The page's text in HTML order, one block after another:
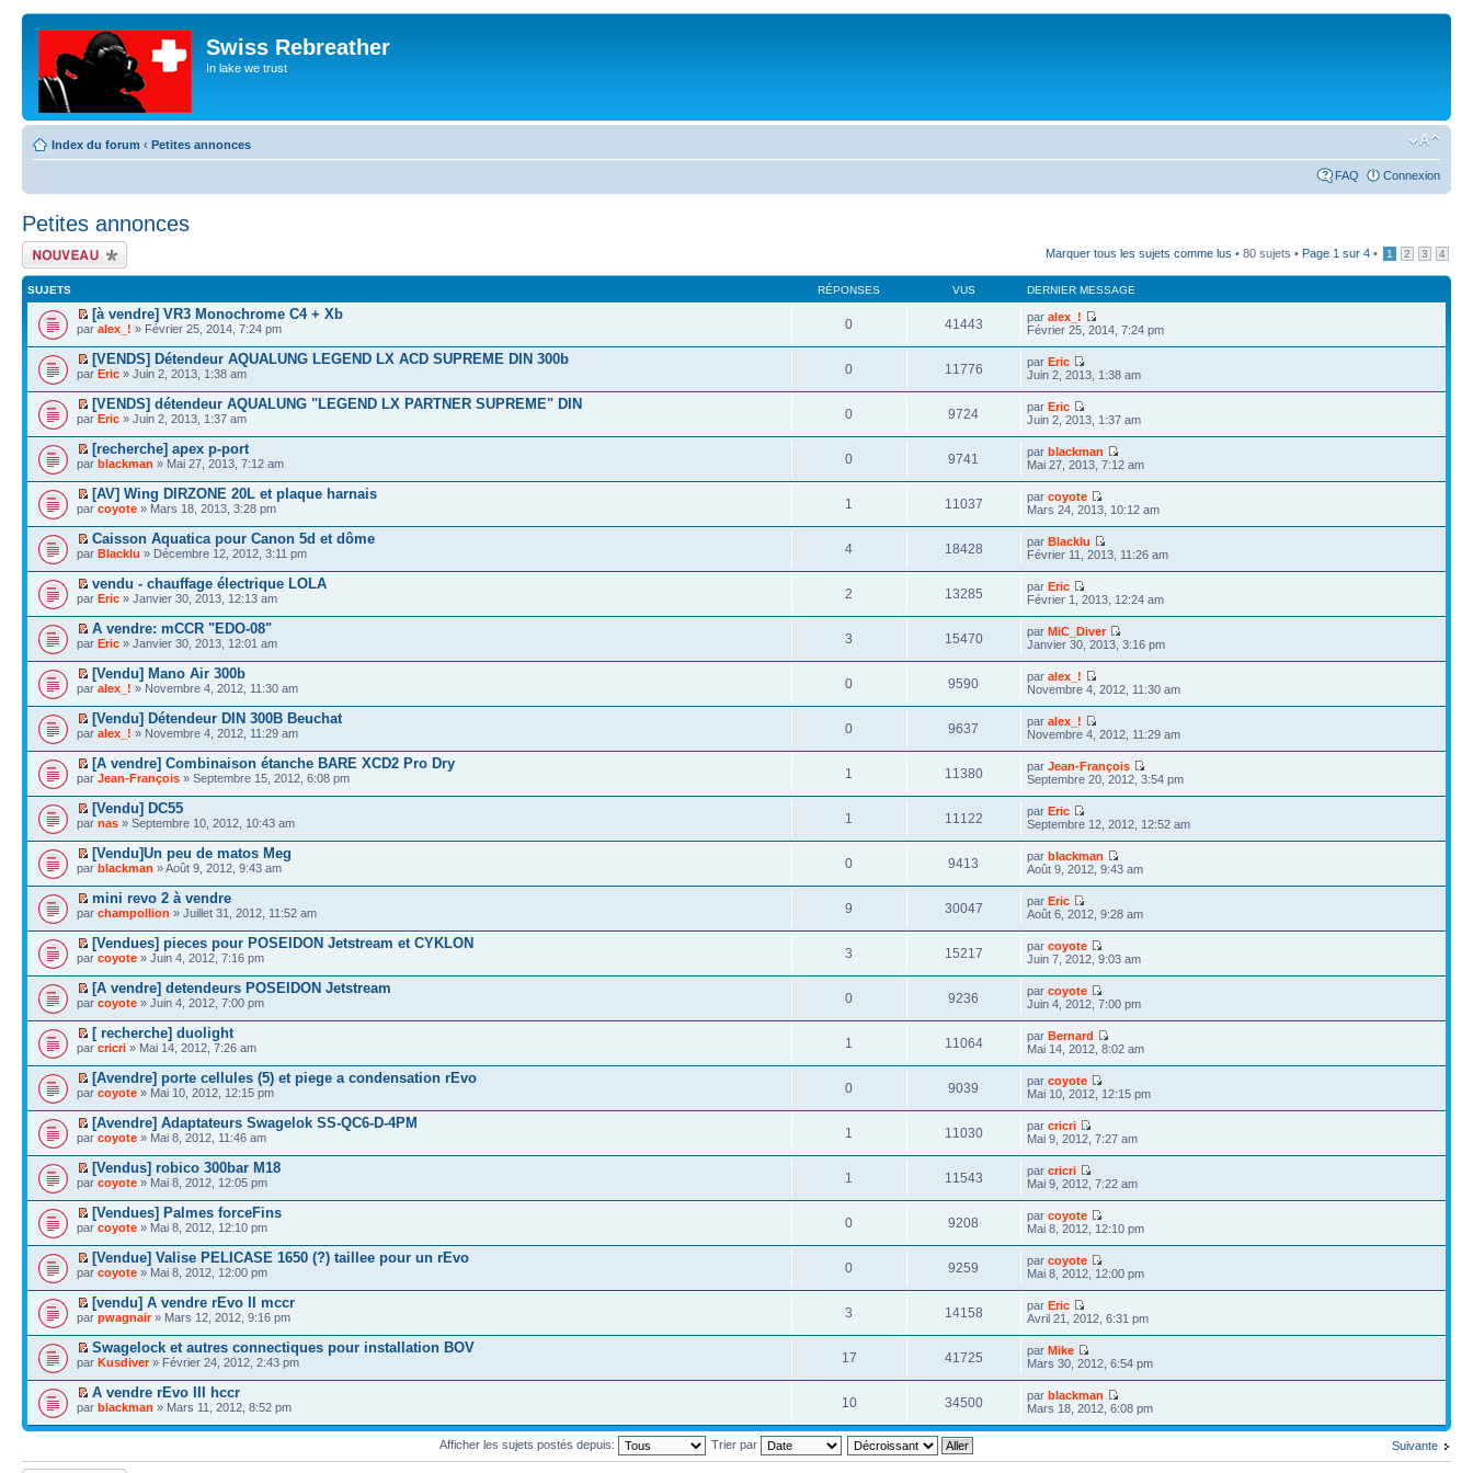
Swiss Rebreather
In lake we trust
Index du forum ‹ Petites annonces
FAQ Connexion
Petites annonces
Écrire un nouveau
sujet
Marquer tous les sujets comme lus • 80 sujets • Page 1 sur 4 • 1 2 3 4
SUJETS RÉPONSES VUS DERNIER MESSAGE
[à vendre] VR3 Monochrome C4 + Xb
par alex_! » Février 25, 2014, 7:24 pm 0 41443 paralex_!
Février 25, 2014, 7:24 pm
[VENDS] Détendeur AQUALUNG LEGEND LX ACD SUPREME DIN 300b
par Eric » Juin 2, 2013, 1:38 am 0 11776 parEric
Juin 2, 2013, 1:38 am
[VENDS] détendeur AQUALUNG "LEGEND LX PARTNER SUPREME" DIN
par Eric » Juin 2, 2013, 1:37 am 0 9724 parEric
Juin 2, 2013, 1:37 am
[recherche] apex p-port
par blackman » Mai 27, 2013, 7:12 am 0 9741 parblackman
Mai 27, 2013, 7:12 am
[AV] Wing DIRZONE 20L et plaque harnais
par coyote » Mars 18, 2013, 3:28 pm 1 11037 parcoyote
Mars 24, 2013, 10:12 am
Caisson Aquatica pour Canon 5d et dôme
par Blacklu » Décembre 12, 2012, 3:11 pm 4 18428 parBlacklu
Février 11, 2013, 11:26 am
vendu - chauffage électrique LOLA
par Eric » Janvier 30, 2013, 12:13 am 2 13285 parEric
Février 1, 2013, 12:24 am
A vendre: mCCR "EDO-08"
par Eric » Janvier 30, 2013, 12:01 am 3 15470 parMiC_Diver
Janvier 30, 2013, 3:16 pm
[Vendu] Mano Air 300b
par alex_! » Novembre 4, 2012, 11:30 am 0 9590 paralex_!
Novembre 4, 2012, 11:30 am
[Vendu] Détendeur DIN 300B Beuchat
par alex_! » Novembre 4, 2012, 11:29 am 0 9637 paralex_!
Novembre 4, 2012, 11:29 am
[A vendre] Combinaison étanche BARE XCD2 Pro Dry
par Jean-François » Septembre 15, 2012, 6:08 pm 1 11380 parJean-François
Septembre 20, 2012, 3:54 pm
[Vendu] DC55
par nas » Septembre 10, 2012, 10:43 am 1 11122 parEric
Septembre 12, 2012, 12:52 am
[Vendu]Un peu de matos Meg
par blackman » Août 9, 2012, 9:43 am 0 9413 parblackman
Août 9, 2012, 9:43 am
mini revo 2 à vendre
par champollion » Juillet 31, 2012, 11:52 am 9 30047 parEric
Août 6, 2012, 9:28 am
[Vendues] pieces pour POSEIDON Jetstream et CYKLON
par coyote » Juin 4, 2012, 7:16 pm 3 15217 parcoyote
Juin 7, 2012, 9:03 am
[A vendre] detendeurs POSEIDON Jetstream
par coyote » Juin 4, 2012, 7:00 pm 0 9236 parcoyote
Juin 4, 2012, 7:00 pm
[ recherche] duolight
par cricri » Mai 14, 2012, 7:26 am 1 11064 parBernard
Mai 14, 2012, 8:02 am
[Avendre] porte cellules (5) et piege a condensation rEvo
par coyote » Mai 10, 2012, 12:15 pm 0 9039 parcoyote
Mai 10, 2012, 12:15 pm
[Avendre] Adaptateurs Swagelok SS-QC6-D-4PM
par coyote » Mai 8, 2012, 11:46 am 1 11030 parcricri
Mai 9, 2012, 7:27 am
[Vendus] robico 300bar M18
par coyote » Mai 8, 2012, 12:05 pm 1 11543 parcricri
Mai 9, 2012, 7:22 am
[Vendues] Palmes forceFins
par coyote » Mai 8, 2012, 12:10 pm 0 9208 parcoyote
Mai 8, 2012, 12:10 pm
[Vendue] Valise PELICASE 1650 (?) taillee pour un rEvo
par coyote » Mai 8, 2012, 12:00 pm 0 9259 parcoyote
Mai 8, 2012, 12:00 pm
[vendu] A vendre rEvo II mccr
par pwagnair» Mars 12, 2012, 9:16 pm 3 14158 parEric
Avril 21, 2012, 6:31 pm
Swagelock et autres connectiques pour installation BOV
par Kusdiver» Février 24, 2012, 2:43 pm 17 41725 parMike
Mars 30, 2012, 6:54 pm
A vendre rEvo III hccr
par blackman » Mars 11, 2012, 8:52 pm 10 34500 parblackman
Mars 18, 2012, 6:08 pm
Suivante
Afficher les sujets postés depuis: Trier par